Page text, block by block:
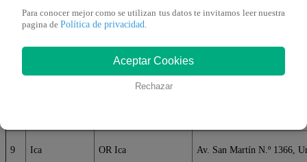
Piura OR Piura
Jirón Próspero N.º 201
9 Ica OR Ica Av. San Martín N.º 1366,
Para conocer mejor como se utilizan tus datos te invitamos leer nuestra
pagina de Política de privacidad
Aceptar Cookies
Rechazar